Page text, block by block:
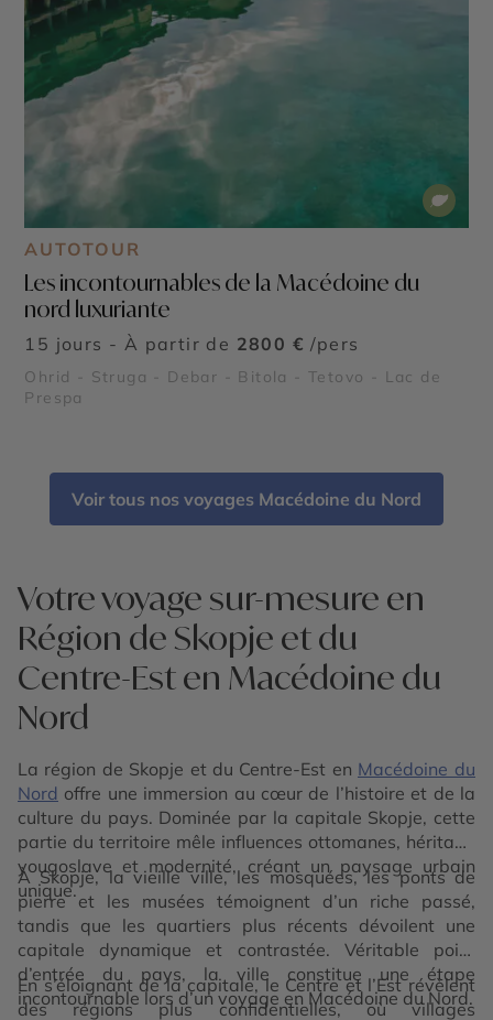
AUTOTOUR
Les incontournables de la Macédoine du
nord luxuriante
15 jours - À partir de 2800 € /pers
Ohrid - Struga - Debar - Bitola - Tetovo - Lac de
Prespa
Voir tous nos voyages Macédoine du Nord
Votre voyage sur-mesure en
Région de Skopje et du
Centre-Est en Macédoine du
Nord
La région de Skopje et du Centre-Est en Macédoine du
Nord offre une immersion au cœur de l’histoire et de la
culture du pays. Dominée par la capitale Skopje, cette
partie du territoire mêle influences ottomanes, héritage
yougoslave et modernité, créant un paysage urbain
unique.
À Skopje, la vieille ville, les mosquées, les ponts de
pierre et les musées témoignent d’un riche passé,
tandis que les quartiers plus récents dévoilent une
capitale dynamique et contrastée. Véritable point
d’entrée du pays, la ville constitue une étape
incontournable lors d’un voyage en Macédoine du Nord.
En s’éloignant de la capitale, le Centre et l’Est révèlent
des régions plus confidentielles, où villages